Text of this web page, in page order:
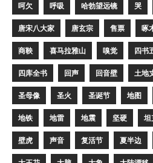
呵欠 呼吸 哈勃望远镜 哭
唐宋八大家 唐玄宗 售票 啄
商鞅 喜马拉雅山 嗅觉 四书
四库全书 回声 回音壁 土地
圣母像 圣火 圣诞节 地图
地铁 地雷 地震 坚硬 坦
壁虎 声音 复活节 夏半边